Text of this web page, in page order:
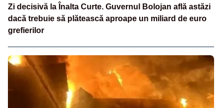
Zi decisivă la Înalta Curte. Guvernul Bolojan află astăzi
dacă trebuie să plătească aproape un miliard de euro
grefierilor